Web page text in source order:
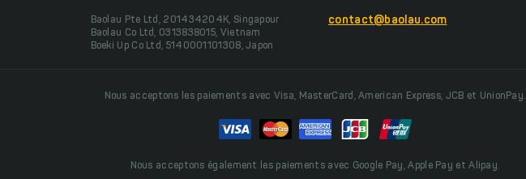
Baolau Pte Ltd, 201434204K, Singapour
Baolau Co Ltd, 0313838015, Vietnam
Boeki Up Co Ltd, 5140001101308, Japon
contact@baolau.com
Nous acceptons les paiements avec Visa, MasterCard, American Express, JCB et UnionPay.
Nous acceptons également les paiements avec Google Pay, Apple Pay et Alipay.